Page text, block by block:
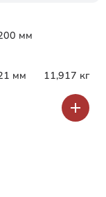
мм
мм 11,917 кг